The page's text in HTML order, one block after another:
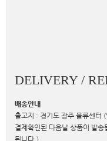
DELIVERY /
배송안내
출고지 : 경기도 광주 물류센터
결제확인된 다음날 상품이 발
됩니다.)